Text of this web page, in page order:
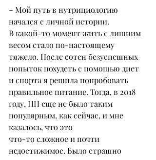
– Мой путь в нутрициологию
начался с личной истории.
В какой-то момент жить с лишним
весом стало по-настоящему
тяжело. После сотен безуспешных
попыток похудеть с помощью диет
и спорта я решила попробовать
правильное питание. Тогда, в 2018
году, ПП еще не было таким
популярным, как сейчас, и мне
казалось, что это
что-то сложное и почти
недостижимое. Было страшно